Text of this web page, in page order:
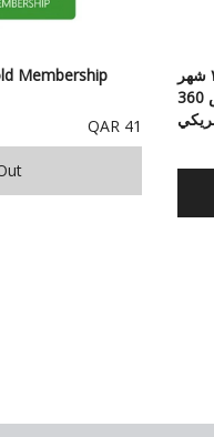
مايكروسوفت , إشتراك ذهبي لمدة ٣ شهر
للأكس بوكس وان & الاكس بوكس 360
Membership
41 QAR